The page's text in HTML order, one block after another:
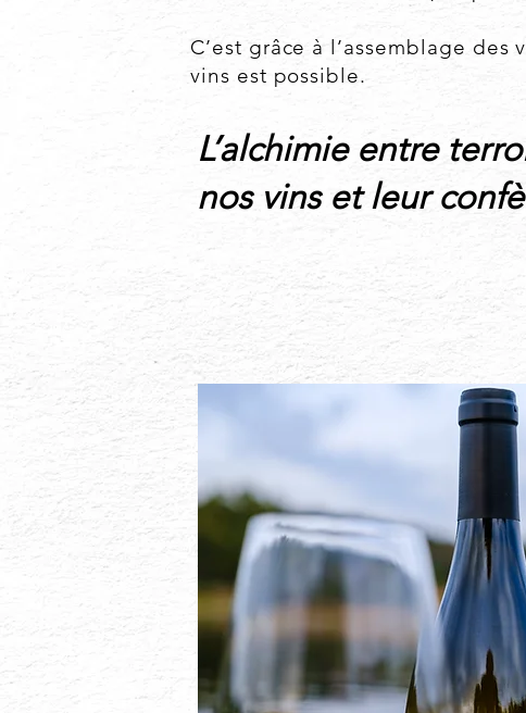
C’est grâce à l’assemblage
vins est possible.
L’alchimie entre
nos vins et leur